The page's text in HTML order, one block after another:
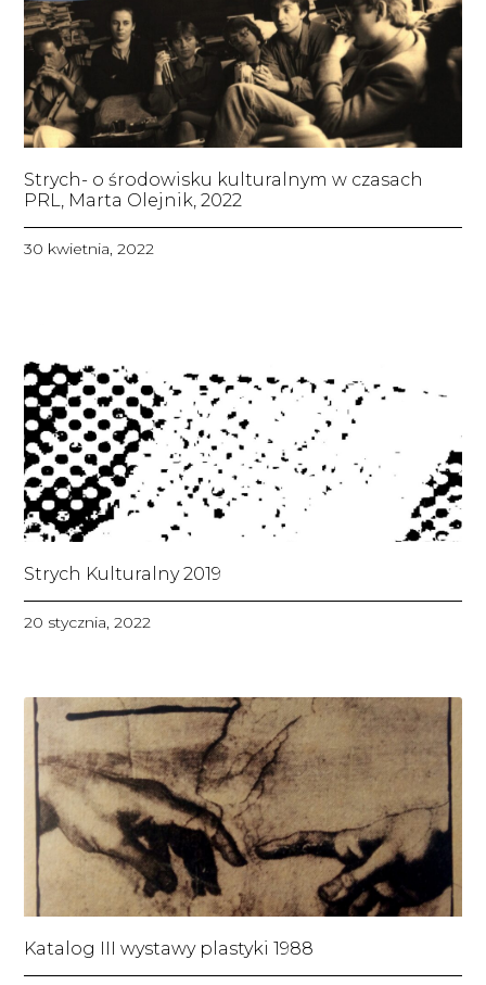
Strych- o środowisku kulturalnym w czasach
PRL, Marta Olejnik, 2022
30 kwietnia, 2022
Strych Kulturalny 2019
20 stycznia, 2022
Katalog III wystawy plastyki 1988